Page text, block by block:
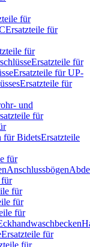
für
Ersatzteile für
für
Ersatzteile für
Ersatzteile für UP-
Ersatzteile für
und
für
für BidetsErsatzteile
für
Anschlussbögen
für
für
für
für
Ersatzteile für
für